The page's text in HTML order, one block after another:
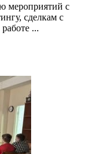
мероприятий с
сделкам с
...